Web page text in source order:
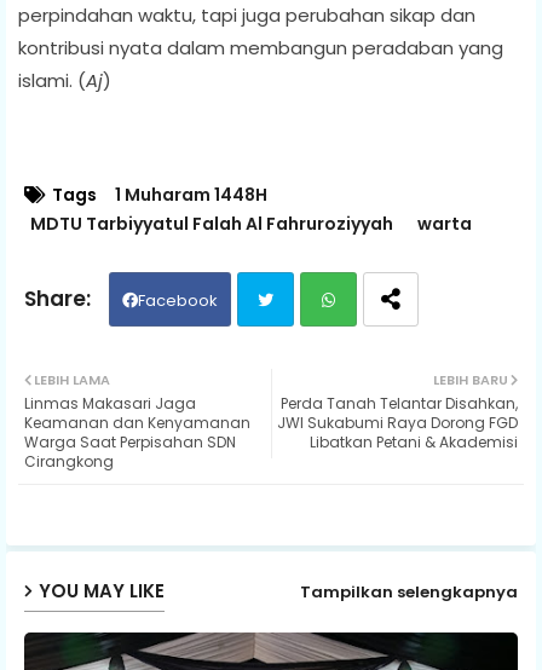
perpindahan waktu, tapi juga perubahan sikap dan
kontribusi nyata dalam membangun peradaban yang
islami. (Aj)
Tags
1 Muharam 1448H
MDTU Tarbiyyatul Falah Al Fahruroziyyah
warta
Facebook
ats
LEBIH BARU
Perda Tanah Telantar Disahkan,
JWI Sukabumi Raya Dorong FGD
Libatkan Petani & Akademisi
LEBIH LAMA
Linmas Makasari Jaga
Keamanan dan Kenyamanan
Warga Saat Perpisahan SDN
Cirangkong
YOU MAY LIKE Tampilkan selengkapnya